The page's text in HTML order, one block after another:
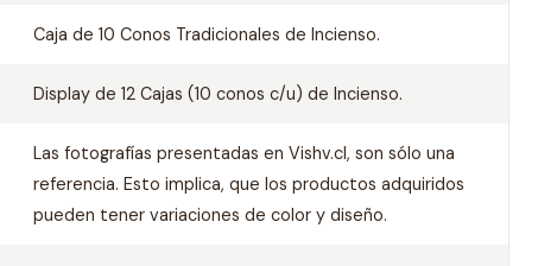
Caja de 10 Conos Tradicionales de Incienso.
Display de 12 Cajas (10 conos c/u) de Incienso.
Las fotografías presentadas en Vishv.cl, son sólo una
referencia. Esto implica, que los productos adquiridos
pueden tener variaciones de color y diseño.